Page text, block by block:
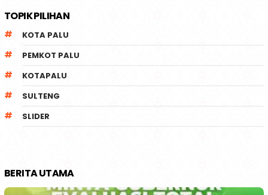
TOPIK PILIHAN
KOTA PALU
PEMKOT PALU
KOTAPALU
SULTENG
SLIDER
BERITA UTAMA